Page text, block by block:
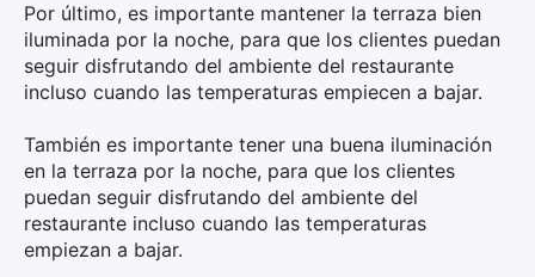
Por último, es importante mantener la terraza bien
iluminada por la noche, para que los clientes puedan
seguir disfrutando del ambiente del restaurante
incluso cuando las temperaturas empiecen a bajar.
También es importante tener una buena iluminación
en la terraza por la noche, para que los clientes
puedan seguir disfrutando del ambiente del
restaurante incluso cuando las temperaturas
empiezan a bajar.